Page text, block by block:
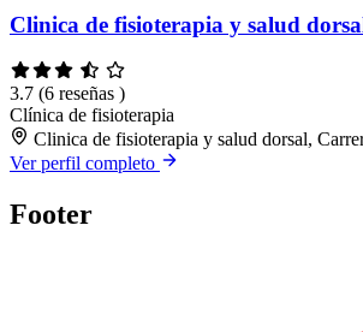
Clinica de fisioterapia y salud
3.7 (6 reseñas )
Clínica de fisioterapia
Clinica de fisioterapia y salud dorsal,
Ver perfil completo
Footer